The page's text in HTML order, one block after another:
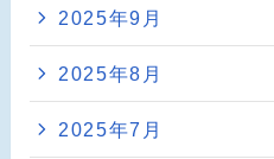
2025年9月
2025年8月
2025年7月